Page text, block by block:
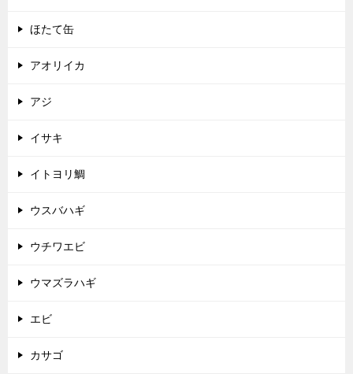
ほたて缶
アオリイカ
アジ
イサキ
イトヨリ鯛
ウスバハギ
ウチワエビ
ウマズラハギ
エビ
カサゴ